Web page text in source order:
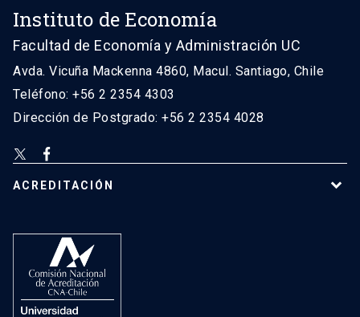
Instituto de Economía
Facultad de Economía y Administración UC
Avda. Vicuña Mackenna 4860, Macul. Santiago, Chile
Teléfono: +56 2 2354 4303
Dirección de Postgrado: +56 2 2354 4028
ACREDITACIÓN